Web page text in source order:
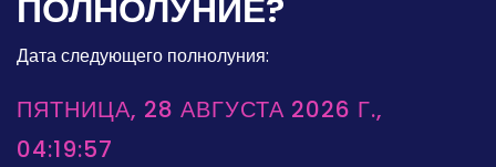
Дата следующего полнолуния:
ПЯТНИЦА, 28 АВГУСТА 2026 Г.,
04:19:57